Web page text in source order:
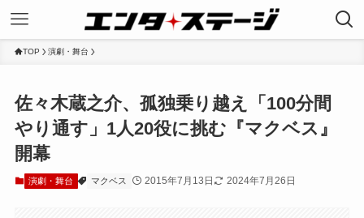
TOP 演劇・舞台
佐々木蔵之介、孤独乗り越え「100分間
やり通す」1人20役に挑む『マクベス』
開幕
演劇・舞台 マクベス 2015年7月13日 2024年7月26日